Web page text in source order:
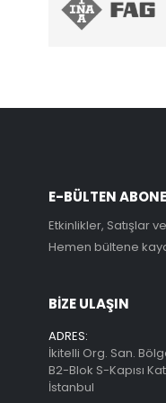
E-BÜLTEN
Etkinlikler, Satışlar
Hemen bültene
BİZE ULAŞIN
ADRES:
İkitelli Org. San.
B2-Blok S-Kapısı
İstanbul